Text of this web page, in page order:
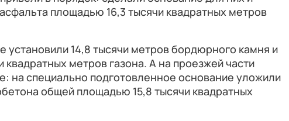
площадью 16,3 тысячи квадратных метров
установили 14,8 тысячи метров бордюрного камня и
квадратных метров газона. А на проезжей части
на специально подготовленное основание уложили
общей площадью 15,8 тысячи квадратных